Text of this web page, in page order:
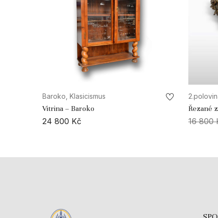
Baroko, Klasicismus
Vitrina – Baroko
24 800 Kč
Řezané
16 800